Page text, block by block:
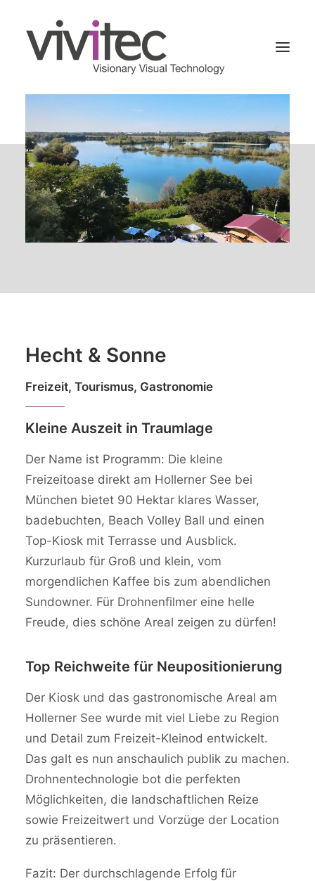
Home
Newsblog
Über uns
Drohnenaufnahmen & -filme
Interaktive Touren
Projektablauf
Hecht & Sonne
Freizeit, Tourismus, Gastronomie
Kleine Auszeit in Traumlage
Der Name ist Programm: Die kleine
Freizeitoase direkt am Hollerner See bei
München bietet 90 Hektar klares Wasser,
badebuchten, Beach Volley Ball und einen
Top-Kiosk mit Terrasse und Ausblick.
Kurzurlaub für Groß und klein, vom
morgendlichen Kaffee bis zum abendlichen
Sundowner. Für Drohnenfilmer eine helle
Freude, dies schöne Areal zeigen zu dürfen!
Top Reichweite für Neupositionierung
Der Kiosk und das gastronomische Areal am
Hollerner See wurde mit viel Liebe zu Region
und Detail zum Freizeit-Kleinod entwickelt.
Das galt es nun anschaulich publik zu machen.
Drohnentechnologie bot die perfekten
Möglichkeiten, die landschaftlichen Reize
sowie Freizeitwert und Vorzüge der Location
zu präsentieren.
Fazit: Der durchschlagende Erfolg für